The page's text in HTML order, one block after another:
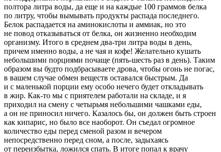
полтора литра воды, да еще и на каждые 100 граммов белка
по литру, чтобы вымывать продукты распада последнего.
Белок распадается на аминокислоты и аммиак, но это
не повод отказываться от белка, он жизненно необходим
организму. Итого в среднем два-три литра воды в день,
причем именно воды, а не чая и кофе! Желательно кушать
небольшими порциями почаще (пять-шесть раз в день). Таким
образом вы будто подбрасываете дрова, чтобы огонь не погас,
в вашем случае обмен веществ оставался быстрым. Да
и с маленькой порции ему особо нечего будет откладывать
в жир. Как-то мы с приятелем работали на складе, и я
приходил на смену с четырьмя небольшими чашками еды,
а он не приносил ничего. Казалось бы, он должен быть строен
как кипарис, но было все наоборот. Он съедал огромное
количество еды перед сменой разом и вечером
непосредственно перед сном, а после, задыхаясь
от переизбытка, ложился спать. В итоге попал к врачу